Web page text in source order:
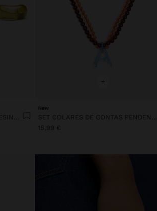
SET DE ANÉIS MULTICOR DE RESINA TRANSPARENTE
+
New
SET COLARES DE CONTAS PENDENTE LETRA A
15,99 €